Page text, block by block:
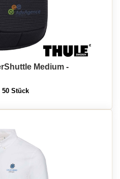
Medium -
50 Stück